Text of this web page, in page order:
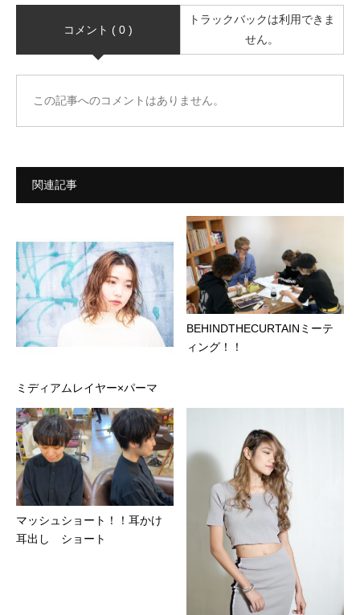
コメント ( 0 )
トラックバックは利用できま
せん。
この記事へのコメントはありません。
関連記事
ミディアムレイヤー×パーマ
BEHINDTHECURTAINミーテ
ィング！！
マッシュショート！！耳かけ
耳出し ショート